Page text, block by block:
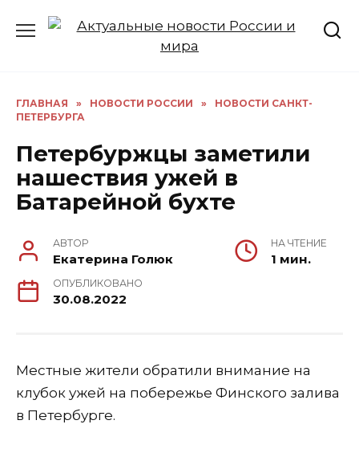
ГЛАВНАЯ » НОВОСТИ РОССИИ »
НОВОСТИ САНКТ-
ПЕТЕРБУРГА
Петербуржцы заметили
нашествия ужей в
Батарейной бухте
АВТОР
Екатерина Голюк
НА ЧТЕНИЕ
1 мин.
ОПУБЛИКОВАНО
30.08.2022
Местные жители обратили внимание на
клубок ужей на побережье Финского залива
в Петербурге.